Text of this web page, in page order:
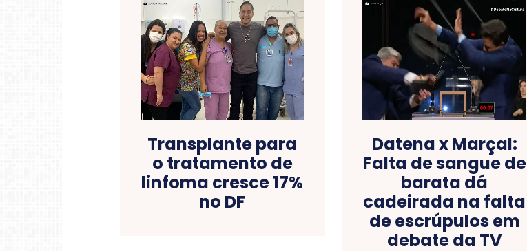
Transplante para
o tratamento de
linfoma cresce 17%
no DF
Datena x Marçal:
Falta de sangue de
barata dá
cadeirada na falta
de escrúpulos em
debate da TV